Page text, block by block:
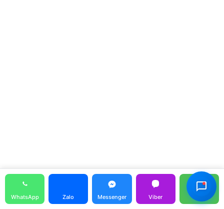
WhatsApp Zalo Messenger Viber
Call